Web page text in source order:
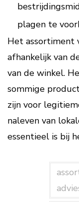
plagen te
Het assortiment
afhankelijk van
van de winkel.
sommige
zijn voor
naleven van
essentieel is bij